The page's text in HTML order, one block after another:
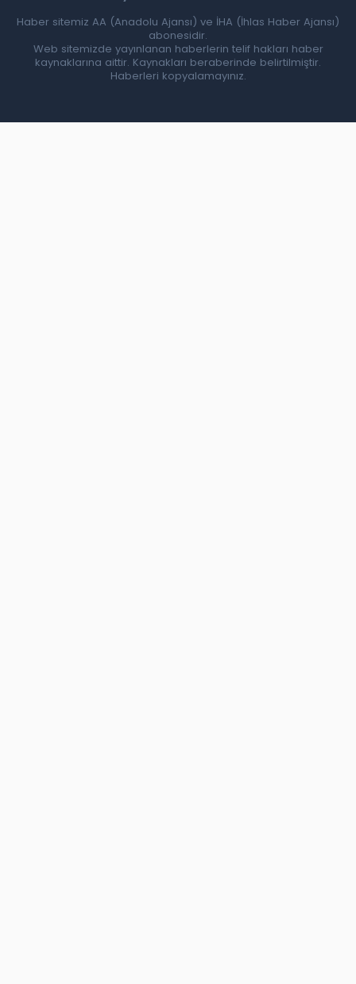
Haber sitemiz AA (Anadolu Ajansı) ve İHA (İhlas Haber Ajansı)
abonesidir.
Web sitemizde yayınlanan haberlerin telif hakları haber
kaynaklarına aittir. Kaynakları beraberinde belirtilmiştir.
Haberleri kopyalamayınız.